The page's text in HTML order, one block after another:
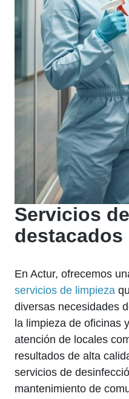
Servicios
destacados
En Actur, ofrecemos
servicios de limpieza
diversas necesidades
la limpieza de oficinas
atención de locales
resultados de alta
servicios de
mantenimiento de